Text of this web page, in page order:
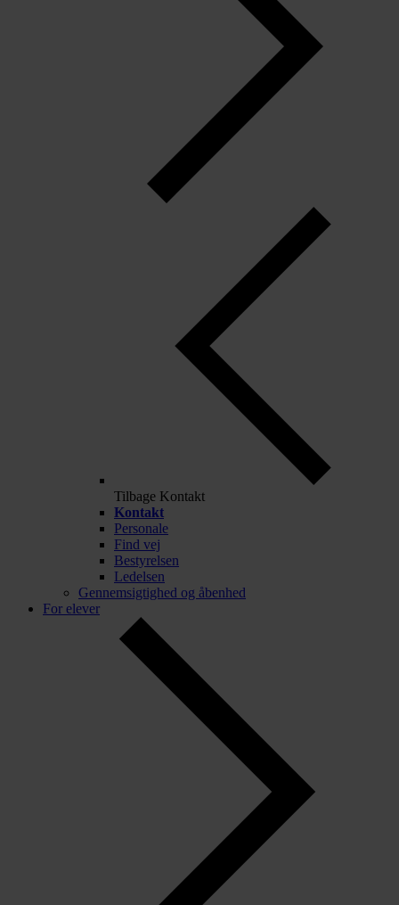
Tilbage Kontakt
Kontakt
Personale
Find vej
Bestyrelsen
Ledelsen
Gennemsigtighed og åbenhed
For elever